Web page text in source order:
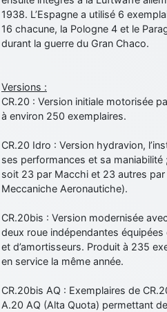
1938. L’Espagne a utilisé 6
16 chacune, la Pologne 4 et le
durant la guerre du Gran Chaco.
Versions :
CR.20 : Version initiale motorisée
à environ 250 exemplaires.
CR.20 Idro : Version hydravion,
ses performances et sa
soit 23 par Macchi et 23 autres
Meccaniche Aeronautiche).
CR.20bis : Version modernisée
deux roue indépendantes
et d’amortisseurs. Produit à 235
en service la même année.
CR.20bis AQ : Exemplaires de
A.20 AQ (Alta Quota) permettant